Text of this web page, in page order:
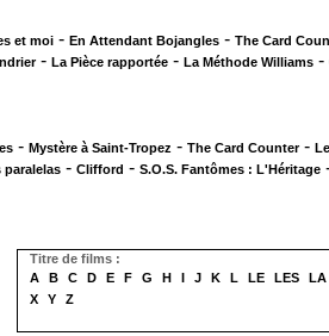
et moi - En Attendant Bojangles - The Card
- La Pièce rapportée - La Méthode Williams -
- Mystère à Saint-Tropez - The Card Counter-
paralelas - Clifford - S.O.S. Fantômes : L'Héritage
Titre de films :
A
B C D E F G H I J K L LE LES LA
X
Y Z